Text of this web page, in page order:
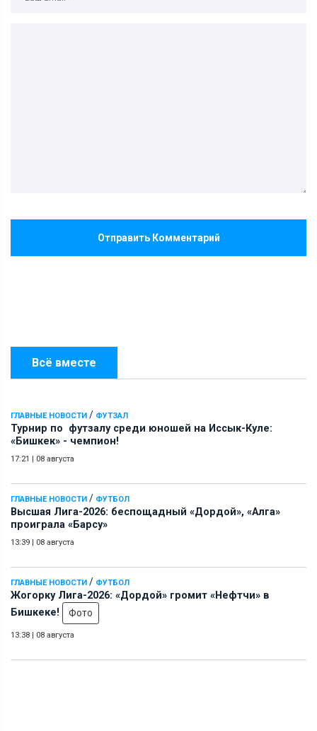
Всё вместе
ГЛАВНЫЕ НОВОСТИ / ФУТЗАЛ
Турнир по футзалу среди юношей на Иссык-Куле:
«Бишкек» - чемпион!
17:21 08 августа
ГЛАВНЫЕ НОВОСТИ / ФУТБОЛ
Высшая Лига-2026: беспощадный «Дордой», «Алга»
проиграла «Барсу»
13:39 08 августа
ГЛАВНЫЕ НОВОСТИ / ФУТБОЛ
Жогорку Лига-2026: «Дордой» громит «Нефтчи» в
Бишкеке!
Фото
13:38 08 августа
Отправить Комментарий